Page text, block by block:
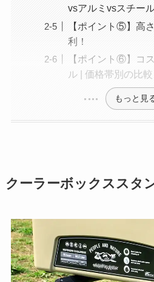
vsアルミvsスチー
【ポイント⑤】高
利！
【ポイント⑥】コ
ル | 価格帯別の比較
もっと見
クーラーボックススタ